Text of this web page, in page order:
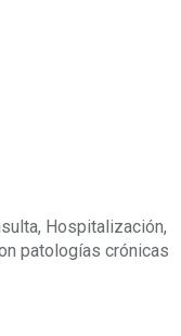
Hospitalización,
patologías crónicas